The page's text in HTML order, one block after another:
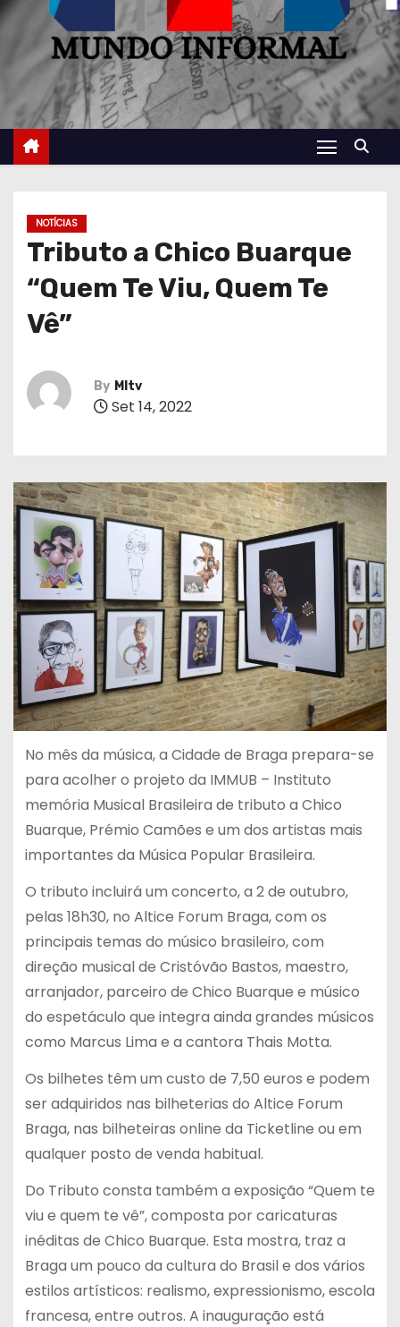
NOTÍCIAS
Tributo a Chico Buarque
“Quem Te Viu, Quem Te
Vê”
By MItv
Set 14, 2022
No mês da música, a Cidade de Braga prepara-se
para acolher o projeto da IMMUB – Instituto
memória Musical Brasileira de tributo a Chico
Buarque, Prémio Camões e um dos artistas mais
importantes da Música Popular Brasileira.
O tributo incluirá um concerto, a 2 de outubro,
pelas 18h30, no Altice Forum Braga, com os
principais temas do músico brasileiro, com
direção musical de Cristóvão Bastos, maestro,
arranjador, parceiro de Chico Buarque e músico
do espetáculo que integra ainda grandes músicos
como Marcus Lima e a cantora Thais Motta.
Os bilhetes têm um custo de 7,50 euros e podem
ser adquiridos nas bilheterias do Altice Forum
Braga, nas bilheteiras online da Ticketline ou em
qualquer posto de venda habitual.
Do Tributo consta também a exposição “Quem te
viu e quem te vê”, composta por caricaturas
inéditas de Chico Buarque. Esta mostra, traz a
Braga um pouco da cultura do Brasil e dos vários
estilos artísticos: realismo, expressionismo, escola
francesa, entre outros. A inauguração está